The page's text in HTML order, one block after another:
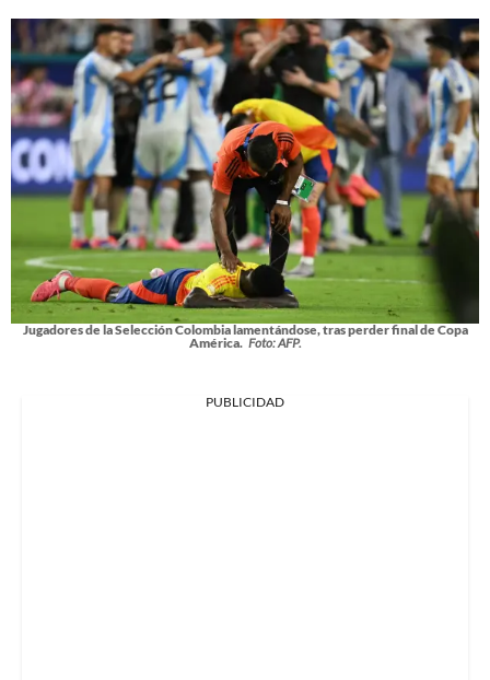
Jugadores de la Selección Colombia lamentándose, tras perder final de Copa
América. Foto: AFP.
PUBLICIDAD